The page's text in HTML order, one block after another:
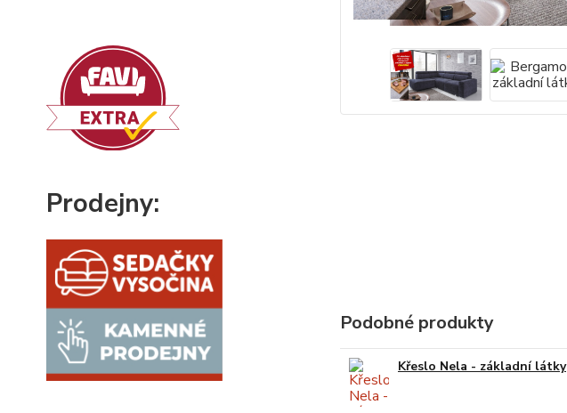
Prodejny:
Podobné produkty
Křeslo Nela - základní látky